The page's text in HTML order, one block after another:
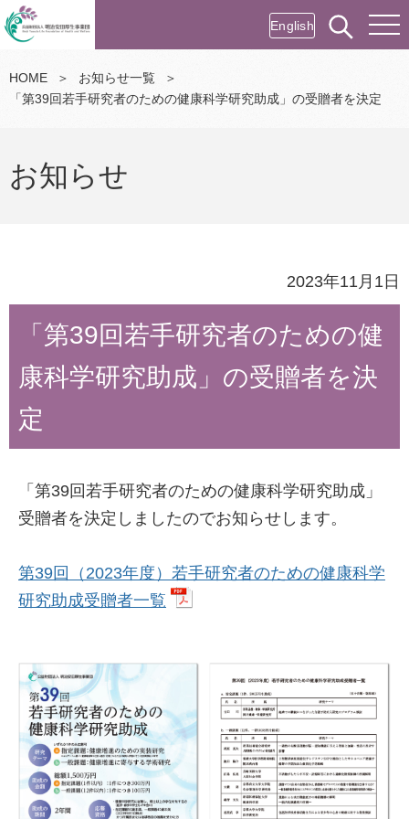
English
HOME ＞ お知らせ一覧
＞
「第39回若手研究者のための健康科学研究助成」の受贈者を決定
お知らせ
2023年11月1日
「第39回若手研究者のための健
康科学研究助成」の受贈者を決
定
「第39回若手研究者のための健康科学研究助成」
受贈者を決定しましたのでお知らせします。
第39回（2023年度）若手研究者のための健康科学
研究助成受贈者一覧